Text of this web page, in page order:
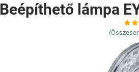
Beépíthető lámpa